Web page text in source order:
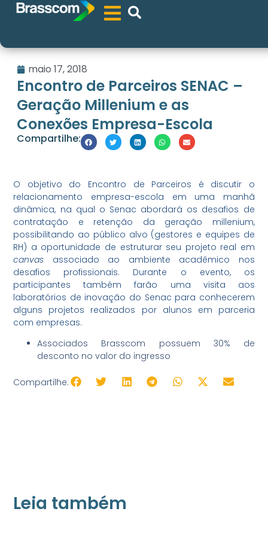
maio 17, 2018
Encontro de Parceiros SENAC –
Geração Millenium e as
Conexões Empresa-Escola
Compartilhe:
O objetivo do Encontro de Parceiros é discutir o
relacionamento empresa-escola em uma manhã
dinâmica, na qual o Senac abordará os desafios de
contratação e retenção da geração millenium,
possibilitando ao público alvo (gestores e equipes de
RH) a oportunidade de estruturar seu projeto real em
canvas associado ao ambiente acadêmico nos
desafios profissionais. Durante o evento, os
participantes também farão uma visita aos
laboratórios de inovação do Senac para conhecerem
alguns projetos realizados por alunos em parceria
com empresas.
Associados Brasscom possuem 30% de
desconto no valor do ingresso
Compartilhe:
Leia também